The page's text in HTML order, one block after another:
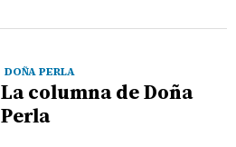
DOÑA PERLA
La columna de Doña
Perla